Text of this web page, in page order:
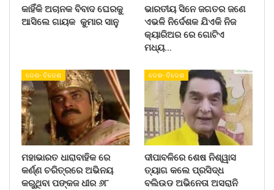
କାହିଁକି ଅଚାନକ ବିବାଦ ଘେରକୁ
ଆସିଲେ ଗାୟକ କୁମାର ସାନୁ
ଭାରତୀୟ ସିନେ ଜଗତର ଜଣେ
ଏଭଳି ନିର୍ଦେଶକ ଯିଏକି ନିଜ
କ୍ୟାରିଅର ରେ ଗୋଟିଏ
ମଧ୍ୟ…
ଦେଶ- ବିଦେଶ
ମହାଭାରତ ଧାରାବାହିକ ରେ
କର୍ଣ୍ଣ ଚରିତ୍ରରେ ଅଭିନୟ
କରୁଥିବା ପଙ୍କଜ ଧୀର ୬୮
ଦେଶ- ବିଦେଶ
ଦୀପାବଳିରେ ଶେଷ ନିଶ୍ୱାସ
ତ୍ୟାଗ କଲେ ପ୍ରସିଦ୍ଧ
ବଲିଉଡ ଅଭିନେତା ଅସରାନି